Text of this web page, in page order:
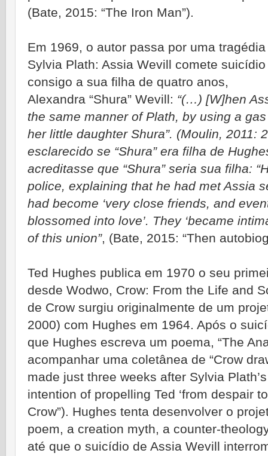
(Bate, 2015: “The Iron Man”).
Em 1969, o autor passa por uma
Sylvia Plath: Assia Wevill comete
consigo a sua filha de quatro anos,
Alexandra “Shura” Wevill: “(…) [W]hen
the same manner of Plath, by using a
her little daughter Shura”. (Moulin, 2011:
esclarecido se “Shura” era filha de
acreditasse que “Shura” seria sua filha:
police, explaining that he had met Assia
had become ‘very close friends, and
blossomed into love’. They ‘became
of this union”, (Bate, 2015: “Then
Ted Hughes publica em 1970 o seu
desde Wodwo, Crow: From the Life and
de Crow surgiu originalmente de um
2000) com Hughes em 1964. Após o
que Hughes escreva um poema, “The
acompanhar uma coletânea de “Crow
made just three weeks after Sylvia
intention of propelling Ted ‘from despair
Crow”). Hughes tenta desenvolver o
poem, a creation myth, a counter-
até que o suicídio de Assia Wevill